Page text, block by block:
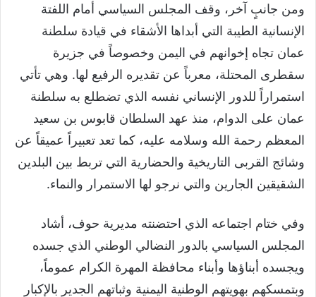
ومن جانبٍ آخر، وقف المجلس السياسي أمام اللفتة
الإنسانية الطيبة التي أبداها الأشقاء في قيادة سلطنة
عمان تجاه إخوانهم في اليمن وخصوصاً في جزيرة
سقطرى المحتلة، معرباً عن تقديره الرفيع لها. وهي تأتي
استمراراً للدور الإنساني نفسه الذي تضطلع به سلطنة
عمان على الدوام، منذ عهد السلطان قابوس بن سعيد
المعظم رحمة الله وسلامه عليه، كما تعد تعبيراً عميقاً عن
وشائج القربى التاريخية والحضارية التي تربط بين البلدين
الشقيقين الجارين والتي نرجو لها الاستمرار والنماء.
وفي ختام اجتماعه الذي احتضنته مديرية حوف، أشاد
المجلس السياسي بالدور النضالي الوطني الذي جسده
ويجسده أبناؤها وأبناء محافظة المهرة الكرام عموماً،
وبتمسكهم بهويتهم الوطنية اليمنية وثباتهم الجدير بالإكبار